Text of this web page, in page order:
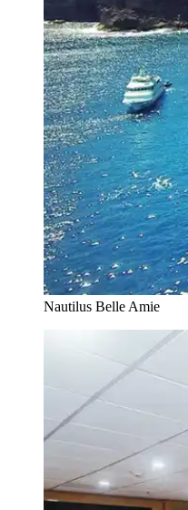
Nautilus Belle Amie